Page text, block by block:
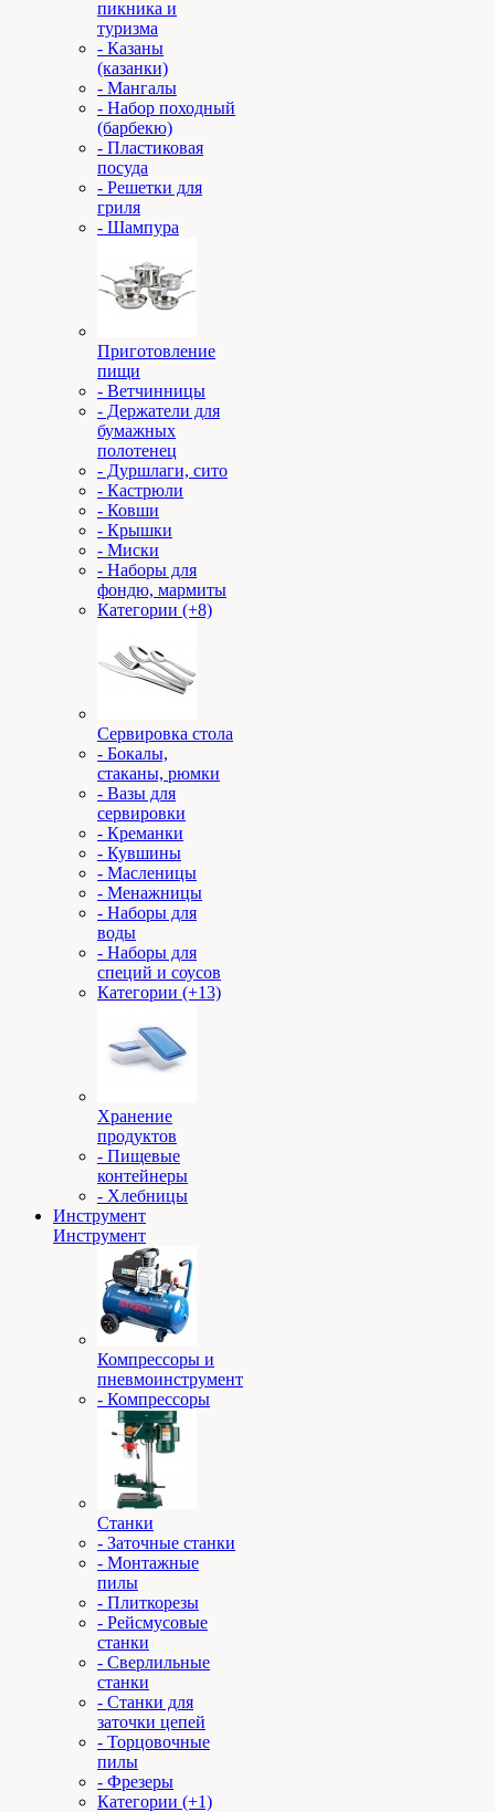
пикника и
туризма
- Казаны
(казанки)
- Мангалы
- Набор походный
(барбекю)
- Пластиковая
посуда
- Решетки для
гриля
- Шампура
Приготовление
пищи
- Ветчинницы
- Держатели для
бумажных
полотенец
- Дуршлаги, сито
- Кастрюли
- Ковши
- Крышки
- Миски
- Наборы для
фондю, мармиты
Категории (+8)
Сервировка стола
- Бокалы,
стаканы, рюмки
- Вазы для
сервировки
- Креманки
- Кувшины
- Масленицы
- Менажницы
- Наборы для
воды
- Наборы для
специй и соусов
Категории (+13)
Хранение
продуктов
- Пищевые
контейнеры
- Хлебницы
Инструмент
Инструмент
Компрессоры и
пневмоинструмент
- Компрессоры
Станки
- Заточные станки
- Монтажные
пилы
- Плиткорезы
- Рейсмусовые
станки
- Сверлильные
станки
- Станки для
заточки цепей
- Торцовочные
пилы
- Фрезеры
Категории (+1)